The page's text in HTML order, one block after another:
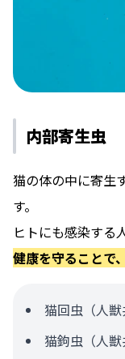
内部寄生虫
猫の体の中に寄生
す。
ヒトにも感染する
健康を守ることで
猫回虫（人獣
猫鉤虫（人獣